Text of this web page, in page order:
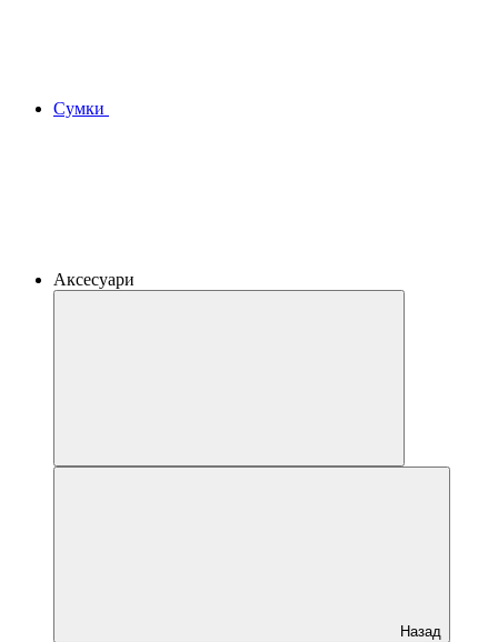
Сумки
Аксесуари
Назад